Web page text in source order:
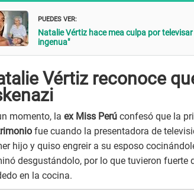
PUEDES VER:
Natalie Vértiz hace mea culpa por
ingenua"
Vértiz reconoce
momento, la ex Miss Perú confesó que la
fue cuando la presentadora de
hijo y quiso engreir a su esposo
desgustándolo, por lo que tuvieron
en la cocina.